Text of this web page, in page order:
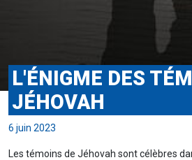
L'ÉNIGME DES
JÉHOVAH
6 juin 2023
Les témoins de Jéhovah sont célèbres